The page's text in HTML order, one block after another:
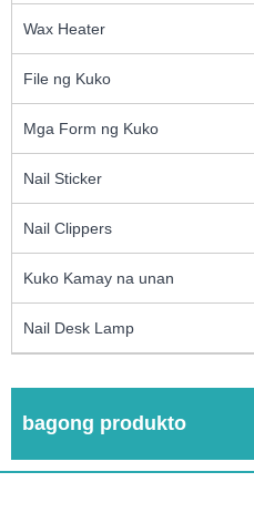
Wax Heater
File ng Kuko
Mga Form ng Kuko
Nail Sticker
Nail Clippers
Kuko Kamay na unan
Nail Desk Lamp
bagong produkto